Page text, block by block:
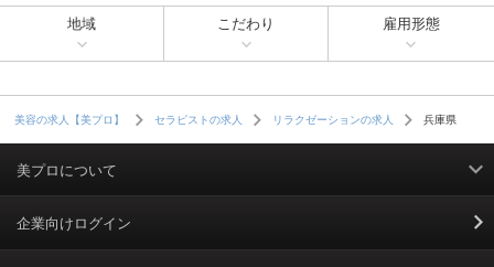
地域 こだわり 雇用形態
美容の求人【美プロ】 セラピストの求人 リラクゼーションの求人 兵庫県
美プロについて
利用規約
企業向けログイン